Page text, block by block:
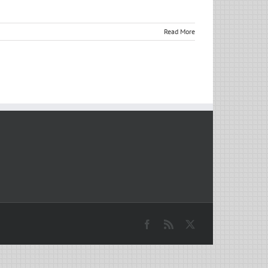
Read More
Facebook
Rss